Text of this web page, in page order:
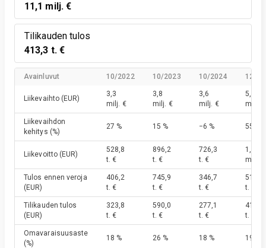
11,1 milj. €
Tilikauden tulos
413,3 t. €
Avainluvut 10/2022 10/2023 10/2024 12/
Liikevaihto (EUR)
3,3
milj. €
3,8
milj. €
3,6
milj. €
5,5
milj. €
Liikevaihdon
kehitys (%)
27 % 15 % −6 % 55 %
Liikevoitto (EUR)
528,8
t. €
896,2
t. €
726,3
t. €
1,1
milj. €
Tulos ennen veroja
(EUR)
406,2
t. €
745,9
t. €
346,7
t. €
516,2
t. €
Tilikauden tulos
(EUR)
323,8
t. €
590,0
t. €
277,1
t. €
413,3
t. €
Omavaraisuusaste
(%)
18 % 26 % 18 % 19 %